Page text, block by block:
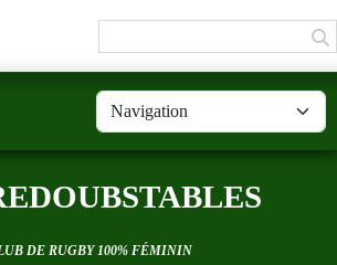
DE RUGBY 100% FÉMININ
cookies